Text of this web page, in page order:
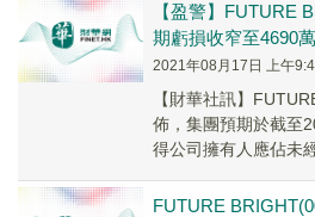
【盈警】FUTURE
期虧損收窄至4690
2021年08月17日 上午
【財華社訊】
佈，集團預期於截至
得公司擁有人應佔未
FUTURE